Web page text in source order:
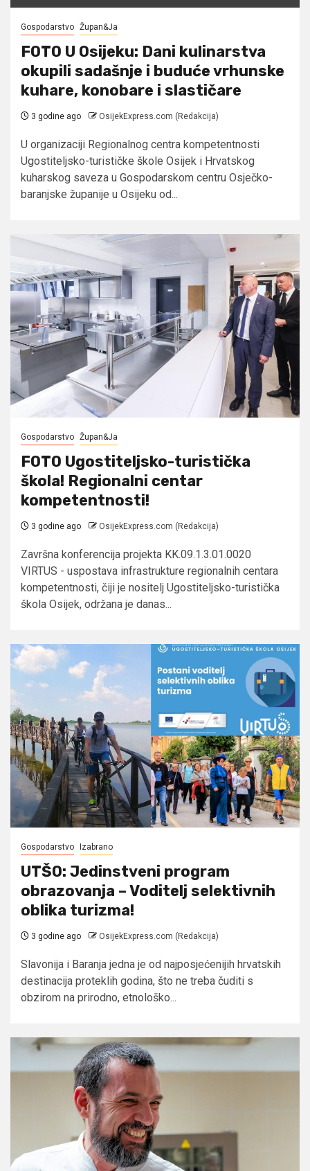
Gospodarstvo Župan&Ja
FOTO U Osijeku: Dani kulinarstva
okupili sadašnje i buduće vrhunske
kuhare, konobare i slastičare
3 godine ago OsijekExpress.com (Redakcija)
U organizaciji Regionalnog centra kompetentnosti
Ugostiteljsko-turističke škole Osijek i Hrvatskog
kuharskog saveza u Gospodarskom centru Osječko-
baranjske županije u Osijeku od...
Gospodarstvo Župan&Ja
FOTO Ugostiteljsko-turistička
škola! Regionalni centar
kompetentnosti!
3 godine ago OsijekExpress.com (Redakcija)
Završna konferencija projekta KK.09.1.3.01.0020
VIRTUS - uspostava infrastrukture regionalnih centara
kompetentnosti, čiji je nositelj Ugostiteljsko-turistička
škola Osijek, održana je danas...
Gospodarstvo Izabrano
UTŠO: Jedinstveni program
obrazovanja – Voditelj selektivnih
oblika turizma!
3 godine ago OsijekExpress.com (Redakcija)
Slavonija i Baranja jedna je od najposjećenijih hrvatskih
destinacija proteklih godina, što ne treba čuditi s
obzirom na prirodno, etnološko...